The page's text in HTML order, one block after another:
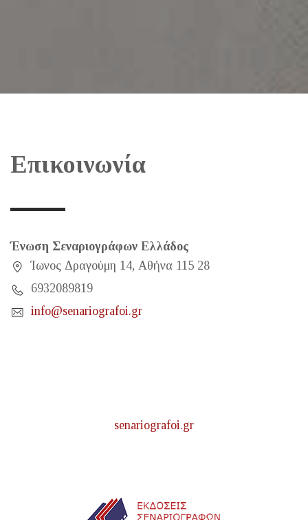
Επικοινωνία
Ένωση Σεναριογράφων Ελλάδος
Ίωνος Δραγούμη 14, Αθήνα 115 28
6932089819
info@senariografoi.gr
senariografoi.gr